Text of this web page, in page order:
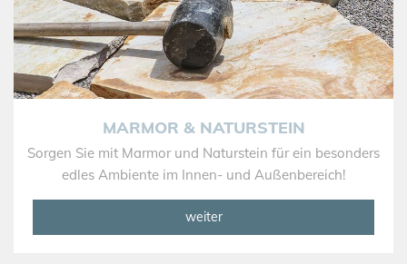
MARMOR & NATURSTEIN
Sorgen Sie mit Marmor und Naturstein für ein besonders
edles Ambiente im Innen- und Außenbereich!
weiter